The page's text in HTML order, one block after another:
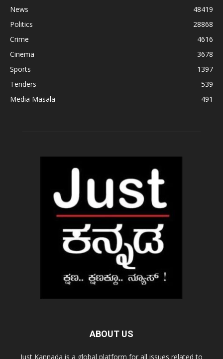
News
48419
Politics
28868
Crime
4616
Cinema
3678
Sports
1397
Tenders
539
Media Masala
491
ABOUT US
Just Kannada is a global platform for all issues related to